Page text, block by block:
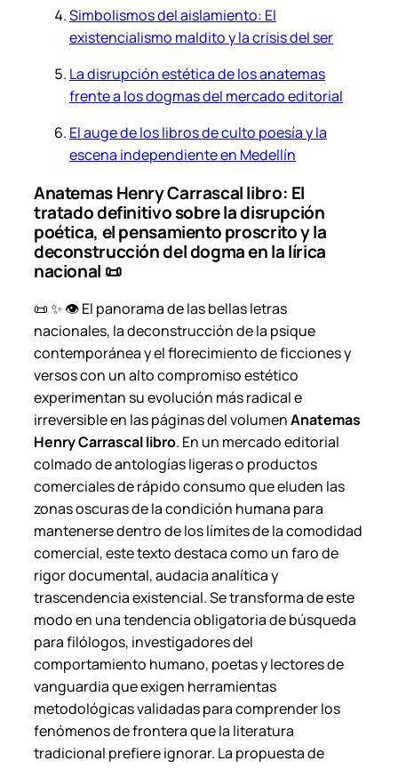
Simbolismos del aislamiento: El
existencialismo maldito y la crisis del ser
La disrupción estética de los anatemas
frente a los dogmas del mercado editorial
El auge de los libros de culto poesía y la
escena independiente en Medellín
Anatemas Henry Carrascal libro: El
tratado definitivo sobre la disrupción
poética, el pensamiento proscrito y la
deconstrucción del dogma en la lírica
nacional 📜
📜 ✨ 👁️ El panorama de las bellas letras
nacionales, la deconstrucción de la psique
contemporánea y el florecimiento de ficciones y
versos con un alto compromiso estético
experimentan su evolución más radical e
irreversible en las páginas del volumenAnatemas
Henry Carrascal libro. En un mercado editorial
colmado de antologías ligeras o productos
comerciales de rápido consumo que eluden las
zonas oscuras de la condición humana para
mantenerse dentro de los límites de la comodidad
comercial, este texto destaca como un faro de
rigor documental, audacia analítica y
trascendencia existencial. Se transforma de este
modo en una tendencia obligatoria de búsqueda
para filólogos, investigadores del
comportamiento humano, poetas y lectores de
vanguardia que exigen herramientas
metodológicas validadas para comprender los
fenómenos de frontera que la literatura
tradicional prefiere ignorar. La propuesta de